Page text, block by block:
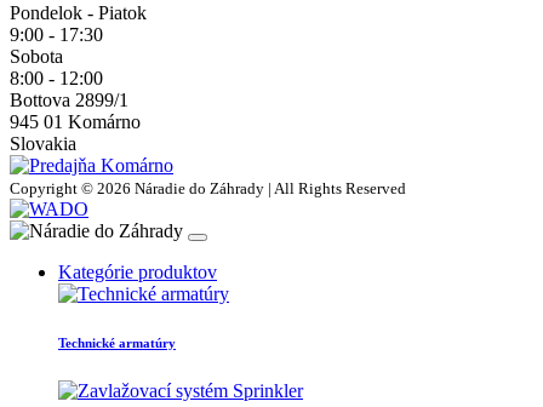
Pondelok - Piatok
9:00 - 17:30
Sobota
8:00 - 12:00
Bottova 2899/1
945 01 Komárno
Slovakia
Copyright © 2026 Náradie do Záhrady | All Rights Reserved
Kategórie produktov
Technické armatúry